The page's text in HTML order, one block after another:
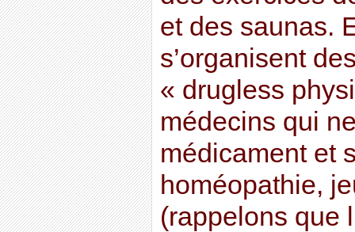
et des saunas.
s’organisent
« drugless
médecins qui
médicament et
homéopathie,
(rappelons que